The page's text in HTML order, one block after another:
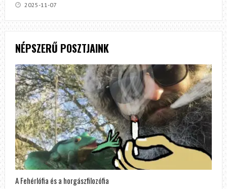
2025-11-07
NÉPSZERŰ POSZTJAINK
A Fehérlófia és a horgászfilozófia